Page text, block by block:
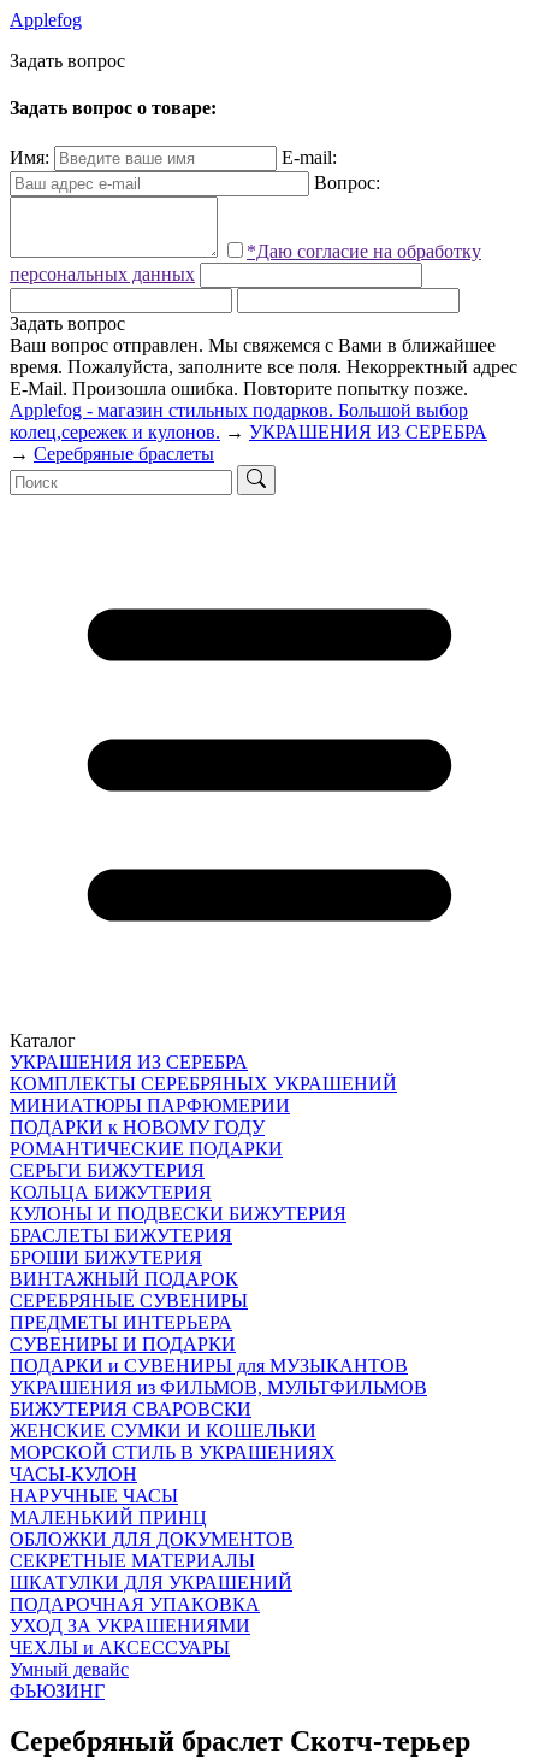
Applefog
Задать вопрос
Задать вопрос о товаре:
Имя:
E-mail:
Вопрос:
*Даю согласие на обработку
персональных данных
Задать вопрос
Ваш вопрос отправлен. Мы свяжемся с Вами в ближайшее
время. Пожалуйста, заполните все поля. Некорректный адрес
E-Mail. Произошла ошибка. Повторите попытку позже.
Applefog - магазин стильных подарков. Большой выбор
колец,сережек и кулонов. → УКРАШЕНИЯ ИЗ СЕРЕБРА
→ Серебряные браслеты
Каталог
УКРАШЕНИЯ ИЗ СЕРЕБРА
КОМПЛЕКТЫ СЕРЕБРЯНЫХ УКРАШЕНИЙ
МИНИАТЮРЫ ПАРФЮМЕРИИ
ПОДАРКИ к НОВОМУ ГОДУ
РОМАНТИЧЕСКИЕ ПОДАРКИ
СЕРЬГИ БИЖУТЕРИЯ
КОЛЬЦА БИЖУТЕРИЯ
КУЛОНЫ И ПОДВЕСКИ БИЖУТЕРИЯ
БРАСЛЕТЫ БИЖУТЕРИЯ
БРОШИ БИЖУТЕРИЯ
ВИНТАЖНЫЙ ПОДАРОК
СЕРЕБРЯНЫЕ СУВЕНИРЫ
ПРЕДМЕТЫ ИНТЕРЬЕРА
СУВЕНИРЫ И ПОДАРКИ
ПОДАРКИ и СУВЕНИРЫ для МУЗЫКАНТОВ
УКРАШЕНИЯ из ФИЛЬМОВ, МУЛЬТФИЛЬМОВ
БИЖУТЕРИЯ СВАРОВСКИ
ЖЕНСКИЕ СУМКИ И КОШЕЛЬКИ
МОРСКОЙ СТИЛЬ В УКРАШЕНИЯХ
ЧАСЫ-КУЛОН
НАРУЧНЫЕ ЧАСЫ
МАЛЕНЬКИЙ ПРИНЦ
ОБЛОЖКИ ДЛЯ ДОКУМЕНТОВ
СЕКРЕТНЫЕ МАТЕРИАЛЫ
ШКАТУЛКИ ДЛЯ УКРАШЕНИЙ
ПОДАРОЧНАЯ УПАКОВКА
УХОД ЗА УКРАШЕНИЯМИ
ЧEХЛЫ и АКСЕССУАРЫ
Умный девайс
ФЬЮЗИНГ
Серебряный браслет Скотч-терьер